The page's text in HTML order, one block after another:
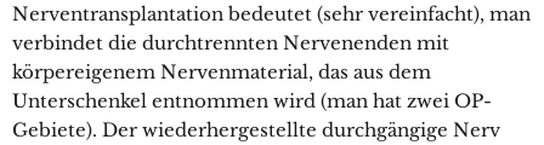
Nerventransplantation bedeutet (sehr vereinfacht), man
verbindet die durchtrennten Nervenenden mit
körpereigenem Nervenmaterial, das aus dem
Unterschenkel entnommen wird (man hat zwei OP-
Gebiete). Der wiederhergestellte durchgängige Nerv